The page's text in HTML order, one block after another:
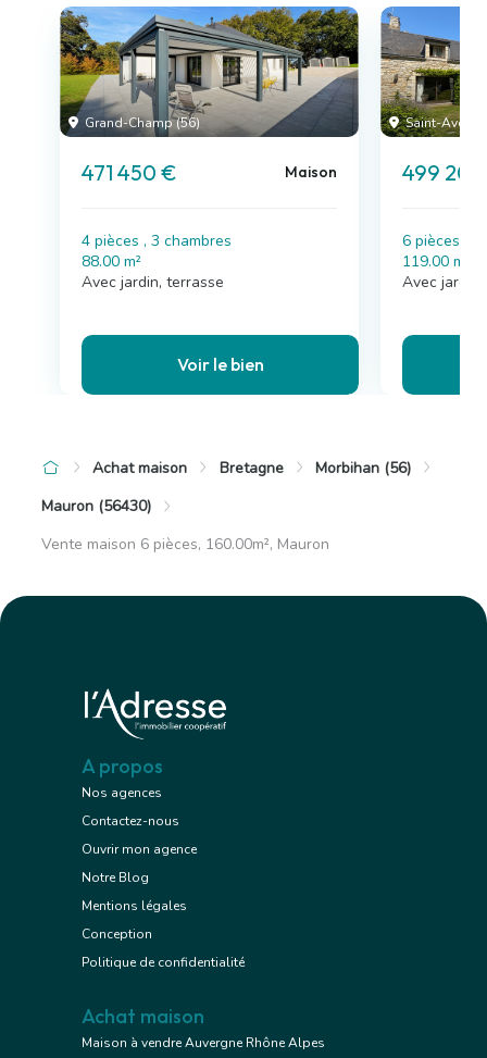
Grand-Champ (56)
471 450 € Maison
4 pièces , 3 chambres
88.00 m²
Avec jardin, terrasse
Voir le bien
Saint-Avé
499
6 pièces , 4
119.00 m²
Avec
Achat maison Bretagne
Morbihan (56)
Mauron (56430)
Vente maison 6 pièces, 160.00m², Mauron
A propos
Nos agences
Contactez-nous
Ouvrir mon agence
Notre Blog
Mentions légales
Conception
Politique de confidentialité
Achat maison
Maison à vendre Auvergne Rhône Alpes